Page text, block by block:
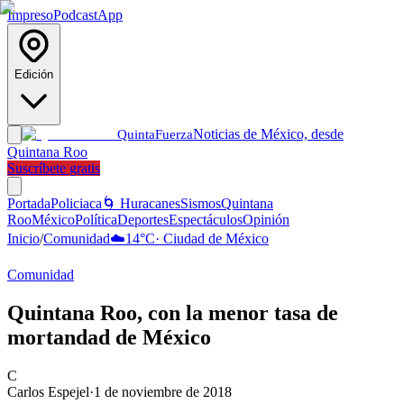
ImpresoPodcastApp
Edición
QuintaFuerzaNoticias de México, desde
Quintana Roo
Suscríbete gratis
PortadaPoliciaca 🌀 HuracanesSismosQuintana
RooMéxicoPolíticaDeportesEspectáculosOpinión
Inicio/Comunidad☁️14°C· Ciudad de México
Comunidad
Quintana Roo, con la menor tasa de
mortandad de México
C
Carlos Espejel·1 de noviembre de 2018